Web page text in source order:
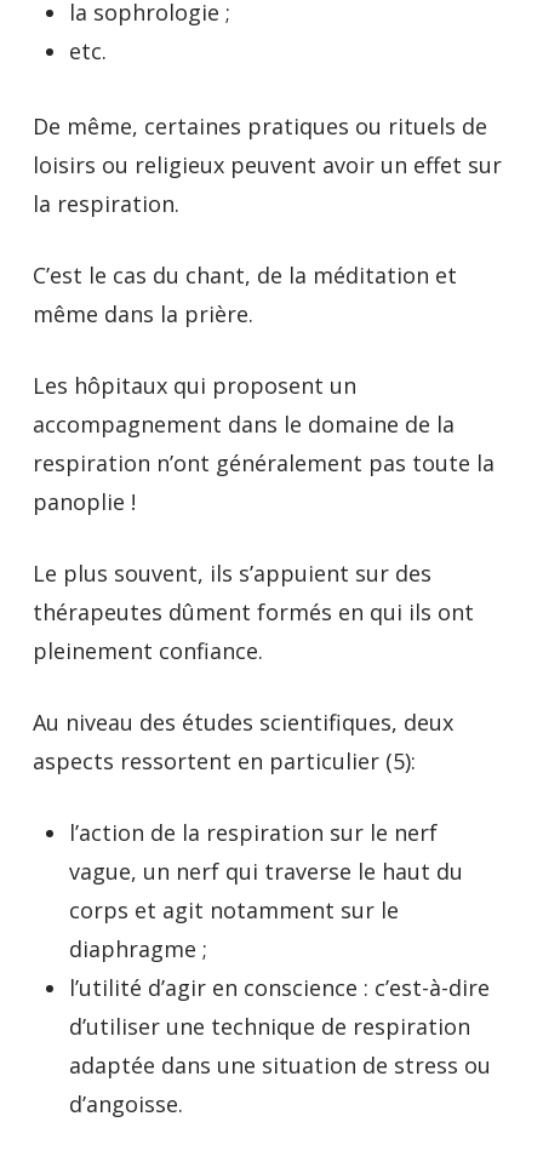
la sophrologie ;
etc.
De même, certaines pratiques ou rituels de
loisirs ou religieux peuvent avoir un effet sur
la respiration.
C’est le cas du chant, de la méditation et
même dans la prière.
Les hôpitaux qui proposent un
accompagnement dans le domaine de la
respiration n’ont généralement pas toute la
panoplie !
Le plus souvent, ils s’appuient sur des
thérapeutes dûment formés en qui ils ont
pleinement confiance.
Au niveau des études scientifiques, deux
aspects ressortent en particulier (5):
l’action de la respiration sur le nerf
vague, un nerf qui traverse le haut du
corps et agit notamment sur le
diaphragme ;
l’utilité d’agir en conscience : c’est-à-dire
d’utiliser une technique de respiration
adaptée dans une situation de stress ou
d’angoisse.